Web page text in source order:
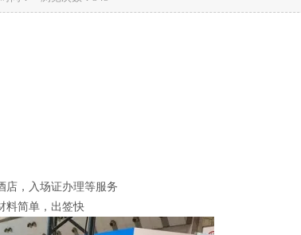
店，入场证办理等服务
料简单，出签快